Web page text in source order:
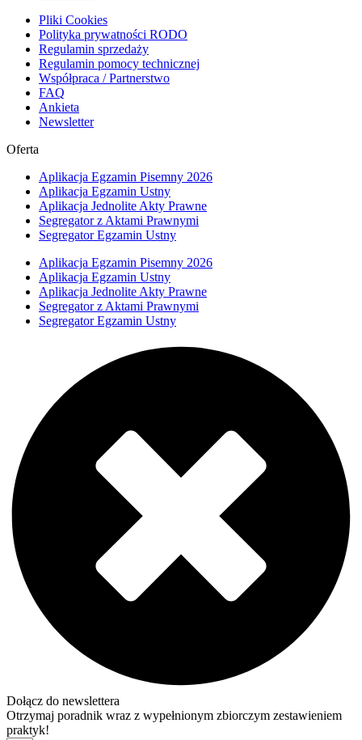
Pliki Cookies
Polityka prywatności RODO
Regulamin sprzedaży
Regulamin pomocy technicznej
Współpraca / Partnerstwo
FAQ
Ankieta
Newsletter
Oferta
Aplikacja Egzamin Pisemny 2026
Aplikacja Egzamin Ustny
Aplikacja Jednolite Akty Prawne
Segregator z Aktami Prawnymi
Segregator Egzamin Ustny
Aplikacja Egzamin Pisemny 2026
Aplikacja Egzamin Ustny
Aplikacja Jednolite Akty Prawne
Segregator z Aktami Prawnymi
Segregator Egzamin Ustny
Dołącz do newslettera
Otrzymaj poradnik wraz z wypełnionym zbiorczym zestawieniem
praktyk!